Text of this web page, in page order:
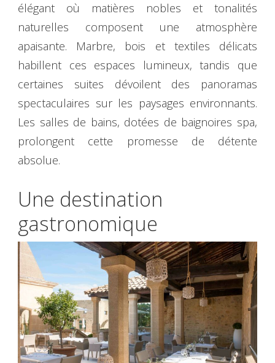
élégant où matières nobles et tonalités
naturelles composent une atmosphère
apaisante. Marbre, bois et textiles délicats
habillent ces espaces lumineux, tandis que
certaines suites dévoilent des panoramas
spectaculaires sur les paysages environnants.
Les salles de bains, dotées de baignoires spa,
prolongent cette promesse de détente
absolue.
Une destination
gastronomique